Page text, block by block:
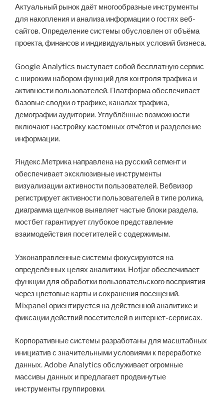
Актуальный рынок даёт многообразные инструменты
для накопления и анализа информации о гостях веб-
сайтов. Определение системы обусловлен от объёма
проекта, финансов и индивидуальных условий бизнеса.
Google Analytics выступает собой бесплатную сервис
с широким набором функций для контроля трафика и
активности пользователей. Платформа обеспечивает
базовые сводки о трафике, каналах трафика,
демографии аудитории. Углублённые возможности
включают настройку кастомных отчётов и разделение
информации.
Яндекс.Метрика направлена на русский сегмент и
обеспечивает эксклюзивные инструменты
визуализации активности пользователей. Вебвизор
регистрирует активности пользователей в типе ролика,
диаграмма щелчков выявляет частые блоки раздела.
мостбет гарантирует глубокое представление
взаимодействия посетителей с содержимым.
Узконаправленные системы фокусируются на
определённых целях аналитики. Hotjar обеспечивает
функции для обработки пользовательского восприятия
через цветовые карты и сохранения посещений.
Mixpanel ориентируется на действенной аналитике и
фиксации действий посетителей в интернет-сервисах.
Корпоративные системы разработаны для масштабных
инициатив с значительными условиями к переработке
данных. Adobe Analytics обслуживает огромные
массивы данных и предлагает продвинутые
инструменты группировки.